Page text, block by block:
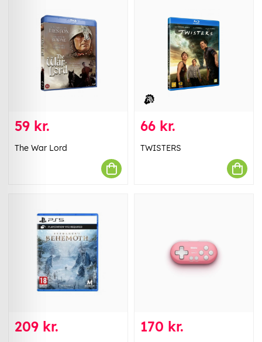
59 kr.
The War Lord
66 kr.
TWISTERS
209 kr. 170 kr.